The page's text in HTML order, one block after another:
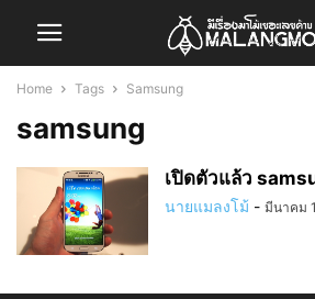
Home Tags Samsung
samsung
เปิดตัวแล้ว
นายแมลงโม้ - มีนาคม